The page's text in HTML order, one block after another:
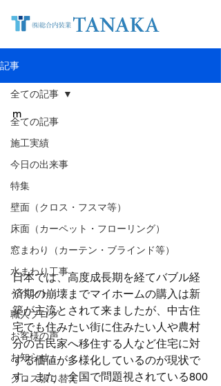
記事
全ての記事
施工実績
今日の出来事
特集
壁面（クロス・フスマ等）
床面（カーペット・フローリング）
窓まわり（カーテン・ブラインド等）
水まわり工事
イベント
職人ブログ
お客様の声
お知らせ
クロス張り替え
全ての記事
m
日本では、高度成長期を経てバブル経
済期の崩壊までマイホームの購入は新
築が主流とされて来ましたが、中古住
宅でも住みたい街に住みたい人や農村
分の古民家へ移住する人など住宅に対
する価値が多様化しているのが現状で
す。また、全国で問題視されている800